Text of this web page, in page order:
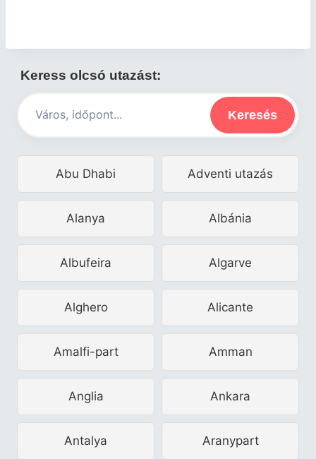
Keress olcsó utazást:
Keresés
Abu Dhabi Adventi utazás
Alanya Albánia
Albufeira Algarve
Alghero Alicante
Amalfi-part Amman
Anglia Ankara
Antalya Aranypart